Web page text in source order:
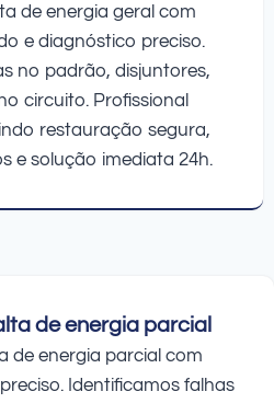
de energia geral com
e diagnóstico preciso.
no padrão, disjuntores,
circuito. Profissional
restauração segura,
e solução imediata 24h.
de energia parcial
de energia parcial com
Identificamos falhas